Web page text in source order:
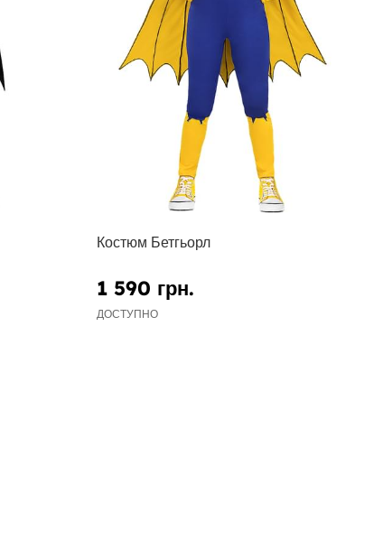
Костюм Бетгьорл
1 590 грн.
ДОСТУПНО